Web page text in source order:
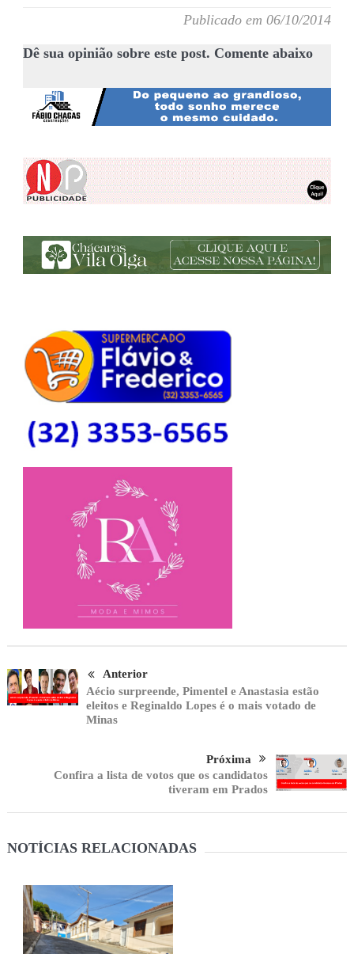
Publicado em 06/10/2014
Dê sua opinião sobre este post. Comente abaixo
Anterior
Aécio surpreende, Pimentel e Anastasia estão
eleitos e Reginaldo Lopes é o mais votado de
Minas
Próxima
Confira a lista de votos que os candidatos
tiveram em Prados
NOTÍCIAS RELACIONADAS